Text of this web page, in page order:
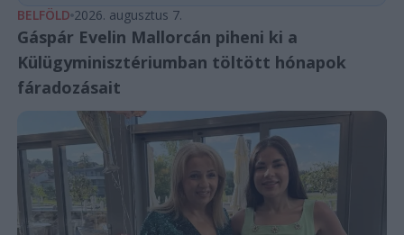
BELFÖLD 2026. augusztus 7.
Gáspár Evelin Mallorcán piheni ki a
Külügyminisztériumban töltött hónapok
fáradozásait